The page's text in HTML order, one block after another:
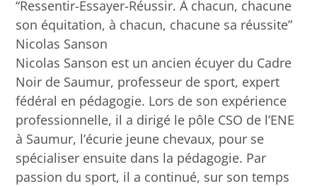
“Ressentir-Essayer-Réussir. À chacun, chacune
son équitation, à chacun, chacune sa réussite”
Nicolas Sanson
Nicolas Sanson est un ancien écuyer du Cadre
Noir de Saumur, professeur de sport, expert
fédéral en pédagogie. Lors de son expérience
professionnelle, il a dirigé le pôle CSO de l’ENE
à Saumur, l’écurie jeune chevaux, pour se
spécialiser ensuite dans la pédagogie. Par
passion du sport, il a continué, sur son temps